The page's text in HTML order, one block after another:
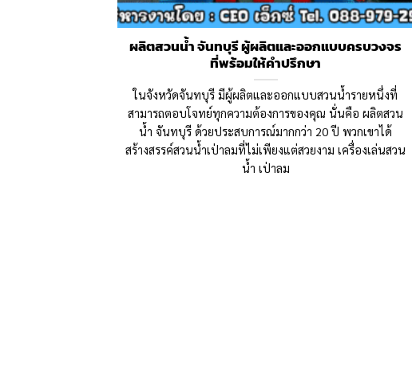
ผลิตสวนน้ำ จันทบุรี ผู้ผลิตและออกแบบครบวงจร
ที่พร้อมให้คำปรึกษา
ในจังหวัดจันทบุรี มีผู้ผลิตและออกแบบสวนน้ำรายหนึ่งที่
สามารถตอบโจทย์ทุกความต้องการของคุณ นั่นคือ ผลิตสวน
น้ำ จันทบุรี ด้วยประสบการณ์มากกว่า 20 ปี พวกเขาได้
สร้างสรรค์สวนน้ำเป่าลมที่ไม่เพียงแต่สวยงาม เครื่องเล่นสวน
น้ำ เป่าลม